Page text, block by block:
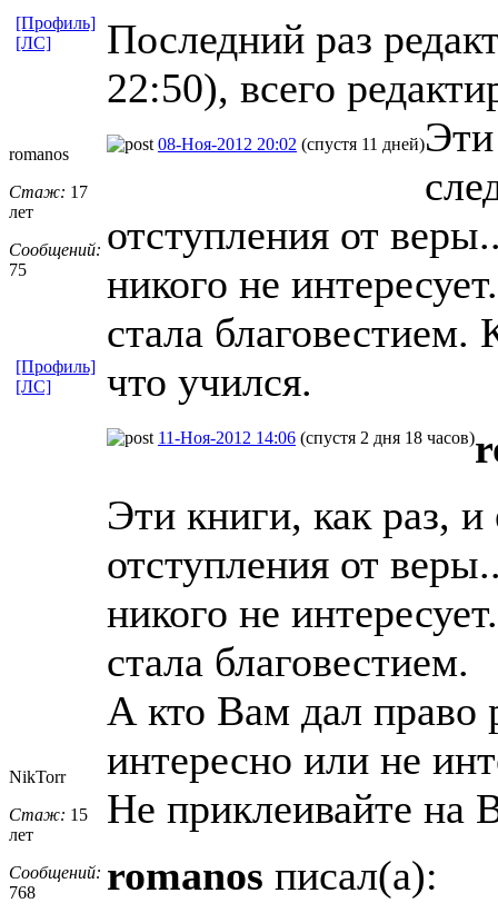
Последний раз
22:50), всего
[Профиль]
[ЛС]
romanos
Стаж: 17
лет
Сообщений:
75
08-Ноя-2012 20:02 (спустя 11 дней)
отступления от
никого не
стала
что учился.
[Профиль]
[ЛС]
NikTorr
Стаж: 15
лет
Сообщений:
768
11-Ноя-2012 14:06 (спустя 2 дня 18 часов)
Эти книги, как раз, и
отступления от
никого не
стала благовестием.
А кто Вам дал
интересно или не
Не приклеивайте
romanos писал(а):